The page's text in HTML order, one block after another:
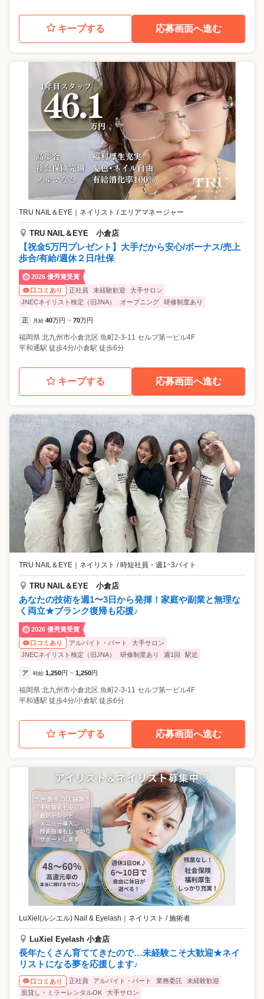
キープする 応募画面へ進む
TRU NAIL＆EYE ネイリスト / エリアマネージャー
TRU NAIL＆EYE 小倉店
【祝金5万円プレゼント】大手だから安心/ボーナス/売上
歩合/有給/週休２日/社保
2026 優秀賞受賞
口コミあり
正社員 未経験歓迎
大手サロン
JNECネイリスト検定（旧JNA）
オープニング 研修制度あり
正 月給 40万円 ~ 70万円
福岡県 北九州市小倉北区 魚町2-3-11 セルブ第一ビル4F
平和通駅 徒歩4分/小倉駅 徒歩6分
キープする 応募画面へ進む
TRU NAIL＆EYE ネイリスト / 時短社員・週1~3バイト
TRU NAIL＆EYE 小倉店
あなたの技術を週1〜3日から発揮！家庭や副業と無理な
く両立★ブランク復帰も応援♪
2026 優秀賞受賞
口コミあり
アルバイト・パート
大手サロン
JNECネイリスト検定（旧JNA）
研修制度あり 週1回 駅近
ア 時給 1,250円 ~ 1,250円
福岡県 北九州市小倉北区 魚町2-3-11 セルブ第一ビル4F
平和通駅 徒歩4分/小倉駅 徒歩6分
キープする 応募画面へ進む
LuXiel(ルシエル) Nail & Eyelash ｜ ネイリスト / 施術者
LuXiel Eyelash 小倉店
長年たくさん育ててきたので…未経験こそ大歓迎★ネイ
リストになる夢を応援します♪
口コミあり 正社員 アルバイト・パート 業務委託
未経験歓迎
面貸し・ミラーレンタルOK
大手サロン